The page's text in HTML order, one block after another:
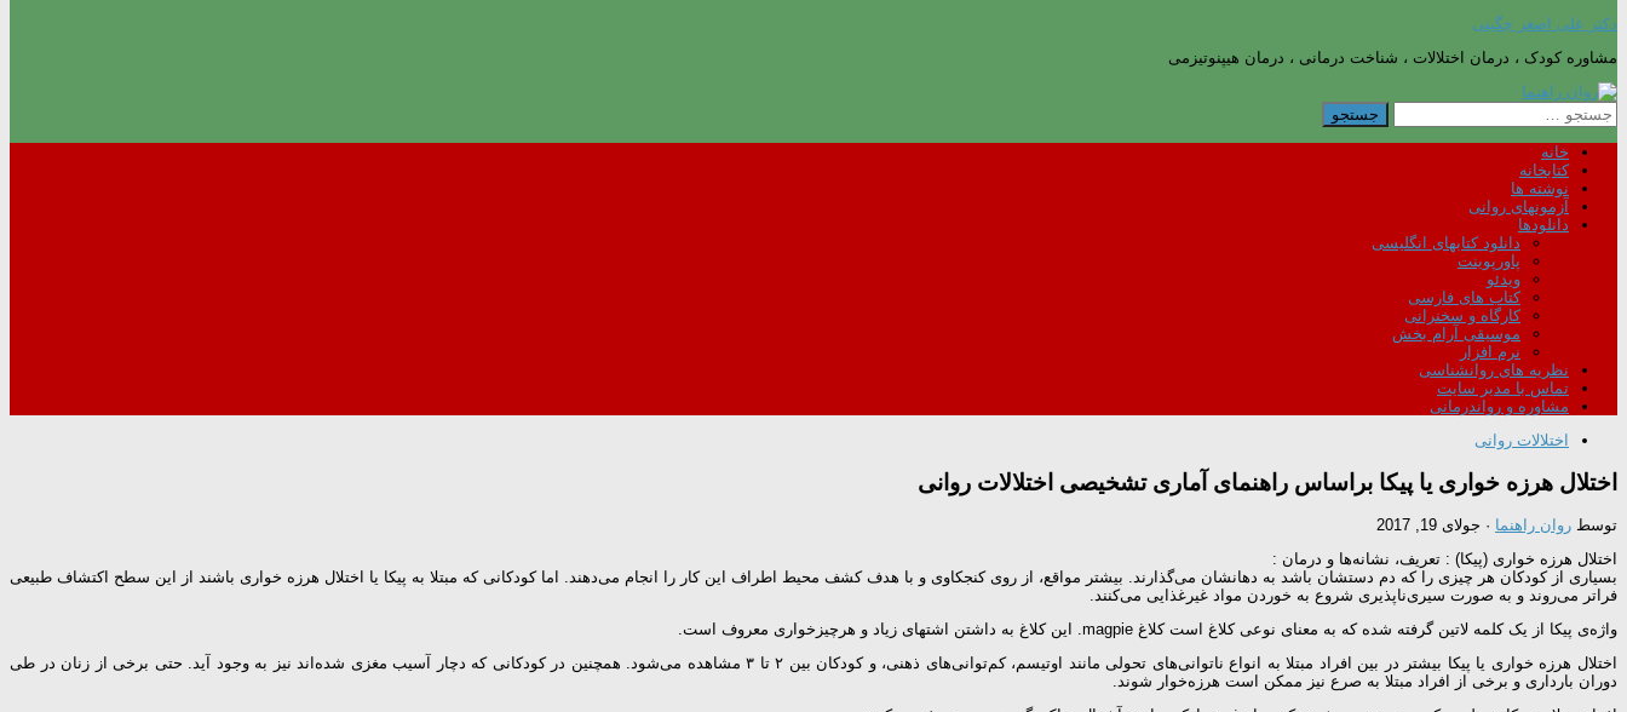
دکتر علی اصغر چگینی
مشاوره کودک ، درمان اختلالات ، شناخت درمانی ، درمان هیپنوتیزمی
جستجو
برای:
خانه
کتابخانه
نوشته ها
آزمونهای روانی
دانلودها
دانلود کتابهای انگلیسی
پاورپوینت
ویدئو
کتاب های فارسی
کارگاه و سخنرانی
موسیقی آرام بخش
نرم افزار
نظریه های روانشناسی
تماس با مدیر سایت
مشاوره و رواندرمانی
اختلالات روانی
اختلال هرزه خواری یا پیکا براساس راهنمای آماری تشخیصی اختلالات روانی
توسط روان راهنما · جولای 19, 2017
اختلال هرزه‌ خواری (پیکا) : تعریف، نشانه‌ها و درمان :
بسیاری از کودکان هر چیزی را که دم دستشان باشد به دهانشان می‌گذارند. بیشتر مواقع، از روی کنجکاوی و با هدف کشف محیط اطراف این کار را انجام می‌دهند. اما کودکانی که مبتلا به پیکا یا اختلال هرزه خواری باشند از این سطح اکتشاف طبیعی
فراتر می‌روند و به صورت سیری‌ناپذیری شروع به خوردن مواد غیرغذایی می‌کنند.
واژه‌ی پیکا از یک کلمه لاتین گرفته شده که به معنای نوعی کلاغ است کلاغ magpie. این کلاغ به داشتن اشتهای زیاد و هرچیزخواری معروف است.
اختلال هرزه خواری یا پیکا بیشتر در بین افراد مبتلا به انواع ناتوانی‌های تحولی مانند اوتیسم، کم‌توانی‌های ذهنی، و کودکان بین ۲ تا ۳ مشاهده می‌شود. همچنین در کودکانی که دچار آسیب مغزی شده‌اند نیز به وجود آید. حتی برخی از زنان در طی
دوران بارداری و برخی از افراد مبتلا به صرع نیز ممکن است هرزه‌خوار شوند.